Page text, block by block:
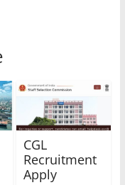
CGL
Recruitment
Apply